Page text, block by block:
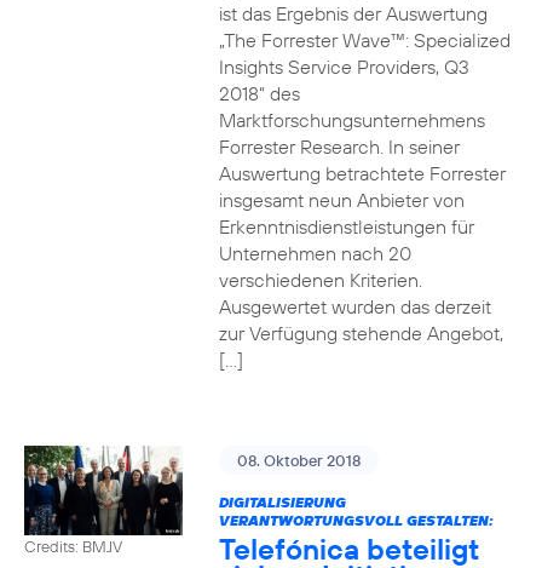
ist das Ergebnis der Auswertung
„The Forrester Wave™: Specialized
Insights Service Providers, Q3
2018“ des
Marktforschungsunternehmens
Forrester Research. In seiner
Auswertung betrachtete Forrester
insgesamt neun Anbieter von
Erkenntnisdienstleistungen für
Unternehmen nach 20
verschiedenen Kriterien.
Ausgewertet wurden das derzeit
zur Verfügung stehende Angebot,
[…]
Credits: BMJV
08. Oktober 2018
DIGITALISIERUNG
VERANTWORTUNGSVOLL GESTALTEN:
Telefónica beteiligt